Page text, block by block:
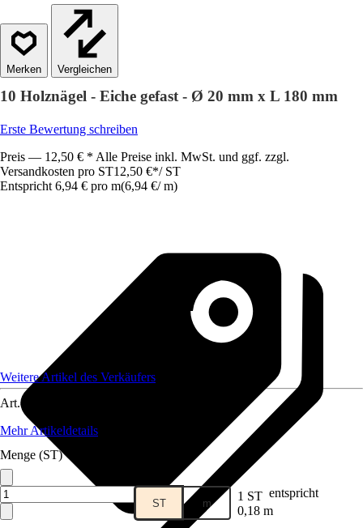
Vergleichen
10 Holznägel - Eiche gefast - Ø 20 mm x L 180 mm
Erste Bewertung schreiben
Preis — 12,50 € * Alle Preise inkl. MwSt. und ggf. zzgl.
Versandkosten pro ST12,50 €*/ ST
Entspricht 6,94 € pro m(6,94 €/ m)
Weitere Artikel des Verkäufers
Art.-Nr.
Mehr Artikeldetails
Menge (ST)
ST m 1 ST entspricht
0,18 m